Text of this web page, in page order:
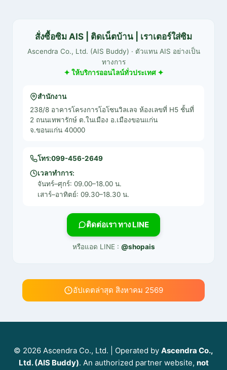
สั่งซื้อซิม AIS | ติดเน็ตบ้าน | เราเตอร์ใส่ซิม
Ascendra Co., Ltd. (AIS Buddy) · ตัวแทน AIS อย่างเป็น
ทางการ
✦ ให้บริการออนไลน์ทั่วประเทศ ✦
สำนักงาน
238/8 อาคารโครงการโอโซนวิลเลจ ห้องเลขที่ H5 ชั้นที่
2 ถนนเทพารักษ์ ต.ในเมือง อ.เมืองขอนแก่น
จ.ขอนแก่น 40000
โทร:099-456-2649
เวลาทำการ:
จันทร์–ศุกร์: 09.00–18.00 น.
เสาร์–อาทิตย์: 09.30–18.30 น.
ติดต่อเรา ทาง LINE
หรือแอด LINE : @shopais
อัปเดตล่าสุด สิงหาคม 2569
© 2026 Ascendra Co., Ltd. | Operated by Ascendra Co.,
Ltd. (AIS Buddy). An authorized partner website, not